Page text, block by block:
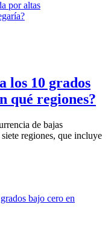
los 10 grados
qué regiones?
de bajas
regiones, que incluye